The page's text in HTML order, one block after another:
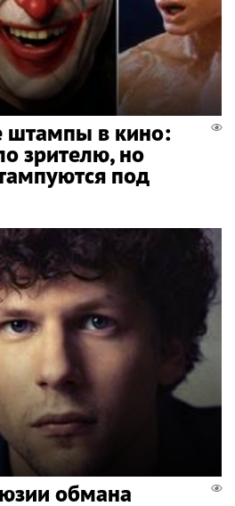
штампы в кино:
зрителю, но
под
обмана